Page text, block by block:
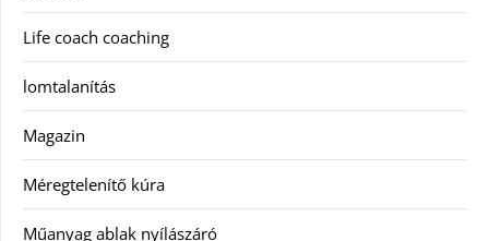
Life coach coaching
lomtalanítás
Magazin
Méregtelenítő kúra
Műanyag ablak nyílászáró